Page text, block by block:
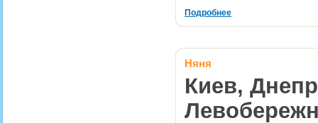
Подробнее
Няня
Киев,